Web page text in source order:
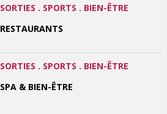
SORTIES . SPORTS . BIEN-ÊTRE
RESTAURANTS
SORTIES . SPORTS . BIEN-ÊTRE
SPA & BIEN-ÊTRE